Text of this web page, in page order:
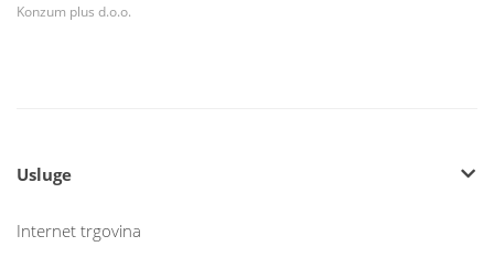
Konzum plus d.o.o.
Usluge
Internet trgovina